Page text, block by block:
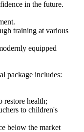
in the future.
training at various
equipped
package includes:
restore health;
to children's
below the market